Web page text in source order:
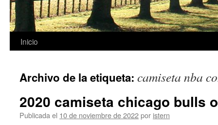
Saltar
contenido
Inicio
Archivo de la etiqueta: camiseta nba
2020 camiseta chicago bulls
Publicada el 10 de noviembre de 2022por istern